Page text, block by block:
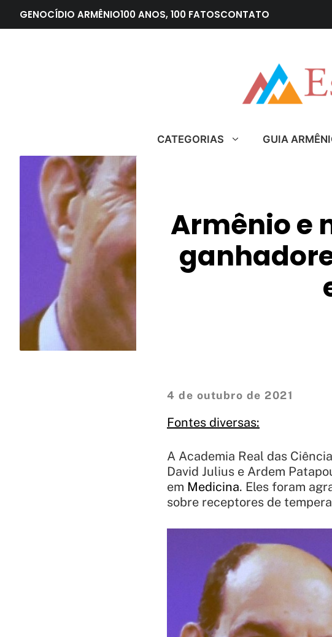
para
GENOCÍDIO ARMÊNIO100 ANOS, 100 FATOSCONTATO
CATEGORIAS GUIA
Armênio e
4 de outubro de 2021
Fontes diversas:
A Academia Real das
David Julius e Ardem
em Medicina. Eles foram
sobre receptores de